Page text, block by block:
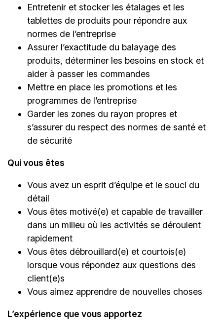
Entretenir et stocker les étalages et les
tablettes de produits pour répondre aux
normes de l’entreprise
Assurer l’exactitude du balayage des
produits, déterminer les besoins en stock et
aider à passer les commandes
Mettre en place les promotions et les
programmes de l’entreprise
Garder les zones du rayon propres et
s’assurer du respect des normes de santé et
de sécurité
Qui vous êtes
Vous avez un esprit d’équipe et le souci du
détail
Vous êtes motivé(e) et capable de travailler
dans un milieu où les activités se déroulent
rapidement
Vous êtes débrouillard(e) et courtois(e)
lorsque vous répondez aux questions des
client(e)s
Vous aimez apprendre de nouvelles choses
L’expérience que vous apportez